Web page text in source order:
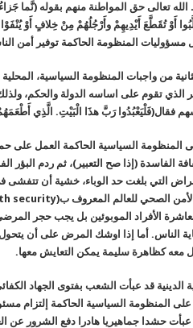
الله تعالى حق المواطنة منهم بقوله (نَّما
أَوْ تُقَطَّعَ أَيْدِيهِمْ وأَرْجُلُهُمْ مِنْ خِلافٍ أَوْ
مسؤوليات المنظومة الحاكمة توفير أمن
من واجبات المنظومة السياسية،
الذي تقوم على اساسه الدولة والحكم،
فقال(فَلْيَعْبُدُوا رَبَّ هذَا الْبَيْتِ. الَّذِي
المنظومة السياسية الحاكمة العمل على
الفاسدة (إذا صح التعبير)، ثم ردم
معاشرة الأفراد الموبوئين بل يجب حجر
الناس. أما إذا اوشك المرض على أن يتحول
معه كظاهرة سليمة يمكن التعايش معها.
الدينية قد عبأت الشعب بفتوى الجهاد
المنظومة السياسية الحاكمة إلتزام
عبأت حشدا جماهيريا هادرا دفع الشرور عن